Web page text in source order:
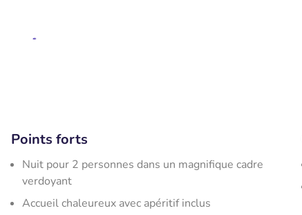
Points forts
Nuit pour 2 personnes dans un magnifique cadre
verdoyant
Accueil chaleureux avec apéritif inclus